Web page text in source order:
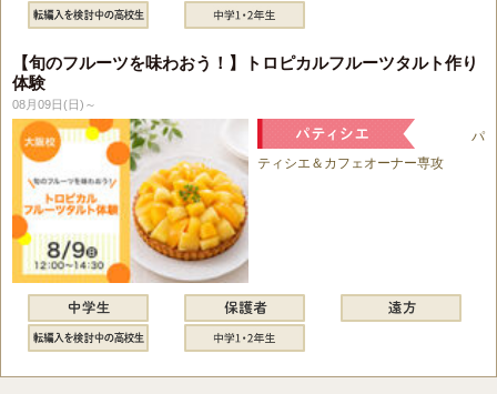
【旬のフルーツを味わおう！】トロピカルフルーツタルト作り
体験
08月09日(日)～
パ
ティシエ＆カフェオーナー専攻